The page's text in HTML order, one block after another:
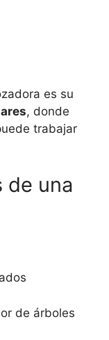
es su
, donde
trabajar
de una
de árboles